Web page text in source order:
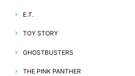
E.T.
TOY STORY
GHOSTBUSTERS
THE PINK PANTHER